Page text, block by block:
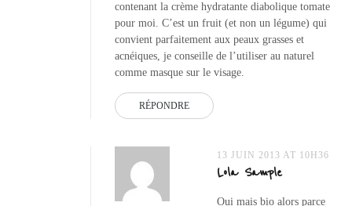
contenant la crème hydratante diabolique tomate
pour moi. C’est un fruit (et non un légume) qui
convient parfaitement aux peaux grasses et
acnéiques, je conseille de l’utiliser au naturel
comme masque sur le visage.
RÉPONDRE
13 JUIN 2013 AT 10H36
Lola Sample
Oui mais bio alors parce